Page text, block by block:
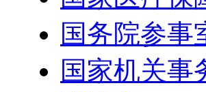
国务院参事
国家机关事